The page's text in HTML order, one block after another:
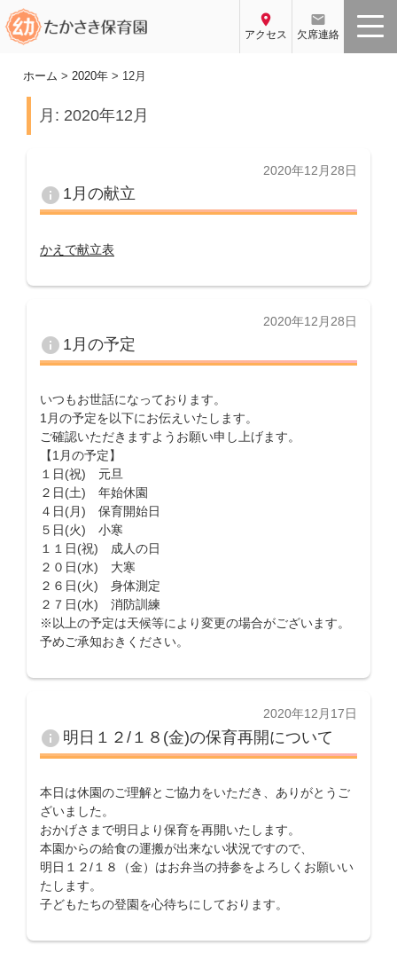
コ
ン
location_on
アクセス
email
欠席連絡
ホーム > 2020年> 12月
月: 2020年12月
投
日:
2020年12月28日
info 1月の献立
かえで献立表
投
日:
2020年12月28日
info 1月の予定
いつもお世話になっております。
1月の予定を以下にお伝えいたします。
ご確認いただきますようお願い申し上げます。
【1月の予定】
１日(祝) 元旦
２日(土) 年始休園
４日(月) 保育開始日
５日(火) 小寒
１１日(祝) 成人の日
２０日(水) 大寒
２６日(火) 身体測定
２７日(水) 消防訓練
※以上の予定は天候等により変更の場合がございます。
予めご承知おきください。
投
稿
日:
2020年12月17日
info 明日１２/１８(金)の保育再開について
本日は休園のご理解とご協力をいただき、ありがとうご
ざいました。
おかげさまで明日より保育を再開いたします。
本園からの給食の運搬が出来ない状況ですので、
明日１２/１８（金）はお弁当の持参をよろしくお願いい
たします。
子どもたちの登園を心待ちにしております。